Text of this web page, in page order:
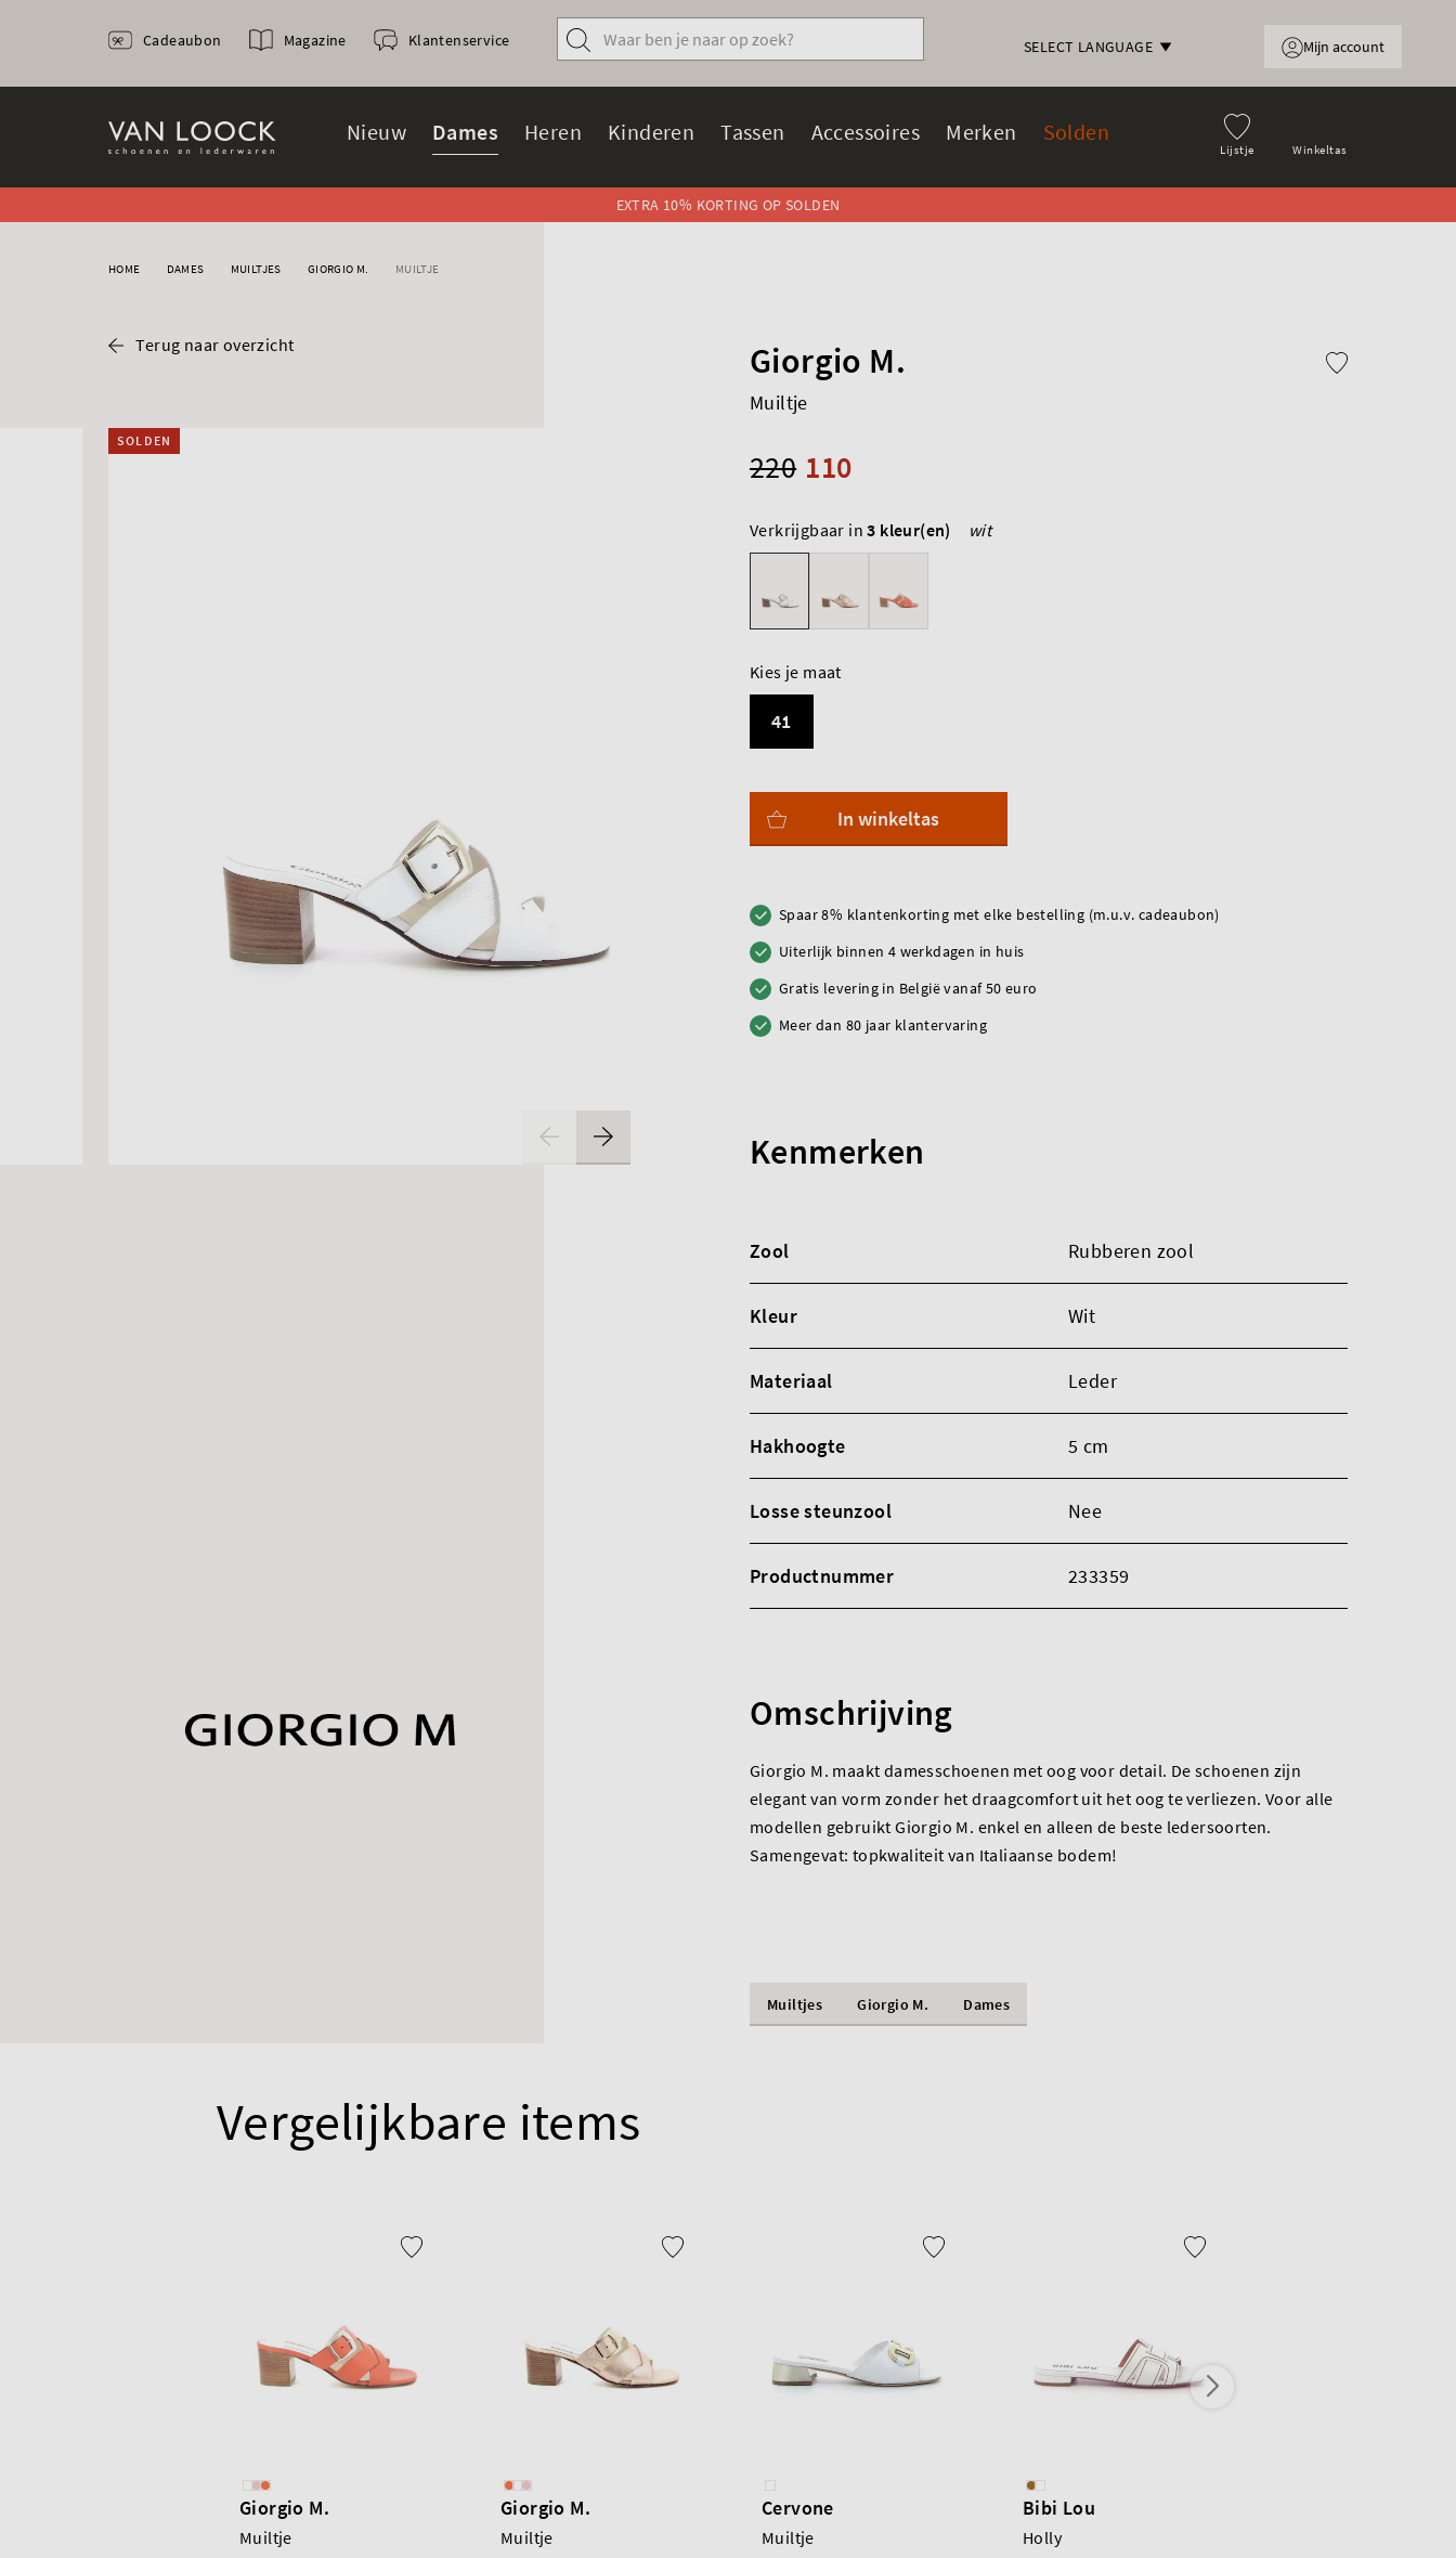
SELECT LANGUAGE
Lijstje Winkeltas
Nieuw Dames Heren Kinderen Tassen Accessoires Merken Solden
Cadeaubon Magazine Klantenservice Mijn account
EXTRA 10% KORTING OP SOLDEN
HOME DAMES MUILTJES GIORGIO M. MUILTJE
Terug naar overzicht
SOLDEN
Giorgio M.
Muiltje
110
220
Verkrijgbaar in3 kleur(en) wit
Kies je maat
41
In winkeltas
Spaar 8% klantenkorting met elke bestelling (m.u.v. cadeaubon)
Uiterlijk binnen 4 werkdagen in huis
Gratis levering in België vanaf 50 euro
Meer dan 80 jaar klantervaring
Kenmerken
Zool Rubberen zool
Kleur Wit
Materiaal Leder
Hakhoogte 5 cm
Losse steunzool Nee
Productnummer 233359
Omschrijving
Giorgio M. maakt damesschoenen met oog voor detail. De schoenen zijn
elegant van vorm zonder het draagcomfort uit het oog te verliezen. Voor alle
modellen gebruikt Giorgio M. enkel en alleen de beste ledersoorten.
Samengevat: topkwaliteit van Italiaanse bodem!
Muiltjes Giorgio M. Dames
Vergelijkbare items
Giorgio M.
Muiltje
Giorgio M.
Muiltje
Cervone
Muiltje
Bibi Lou
Holly